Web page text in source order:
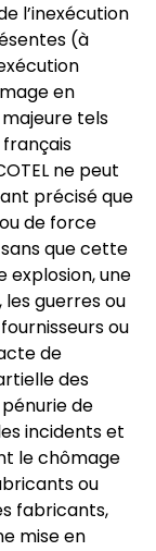
l’inexécution
(à
en
tels
ne peut
précisé que
de force
que cette
explosion, une
guerres ou
ou
de
des
de
incidents et
le chômage
ou
fabricants,
mise en